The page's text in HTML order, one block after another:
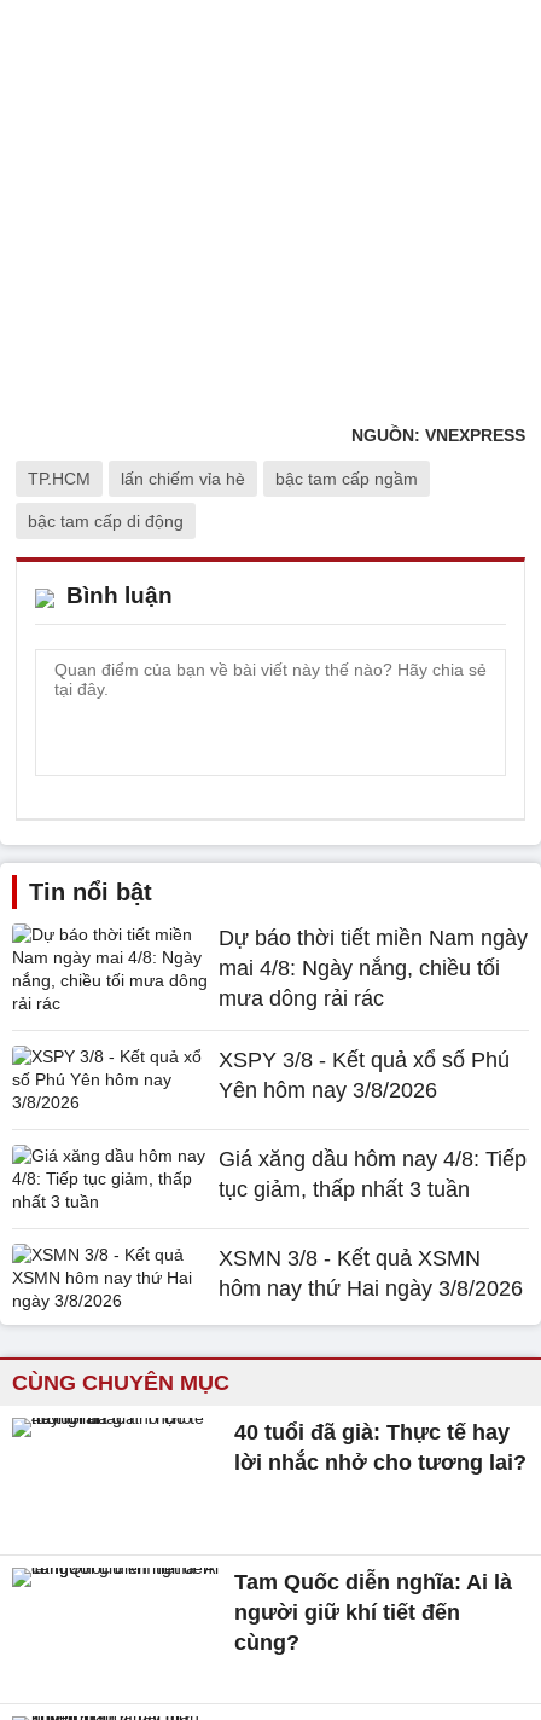
NGUỒN: VNEXPRESS
TP.HCM lấn chiếm vỉa hè bậc tam cấp ngầm
bậc tam cấp di động
Bình luận
Tin nổi bật
Dự báo thời tiết miền Nam ngày
mai 4/8: Ngày nắng, chiều tối
mưa dông rải rác
XSPY 3/8 - Kết quả xổ số Phú
Yên hôm nay 3/8/2026
Giá xăng dầu hôm nay 4/8: Tiếp
tục giảm, thấp nhất 3 tuần
XSMN 3/8 - Kết quả XSMN
hôm nay thứ Hai ngày 3/8/2026
CÙNG CHUYÊN MỤC
40 tuổi đã già: Thực tế hay
lời nhắc nhở cho tương lai?
Tam Quốc diễn nghĩa: Ai là
người giữ khí tiết đến
cùng?